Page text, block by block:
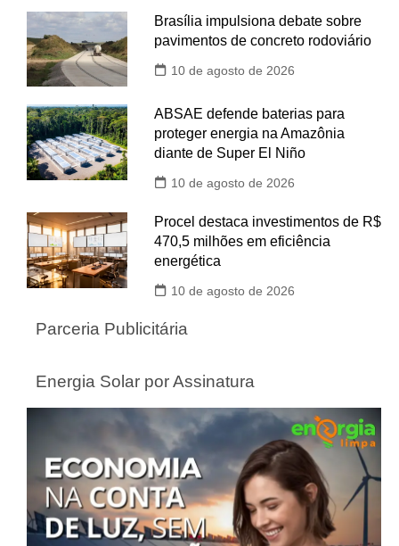
Brasília impulsiona debate sobre
pavimentos de concreto rodoviário
10 de agosto de 2026
ABSAE defende baterias para
proteger energia na Amazônia
diante de Super El Niño
10 de agosto de 2026
Procel destaca investimentos de R$
470,5 milhões em eficiência
energética
10 de agosto de 2026
Parceria Publicitária
Energia Solar por Assinatura